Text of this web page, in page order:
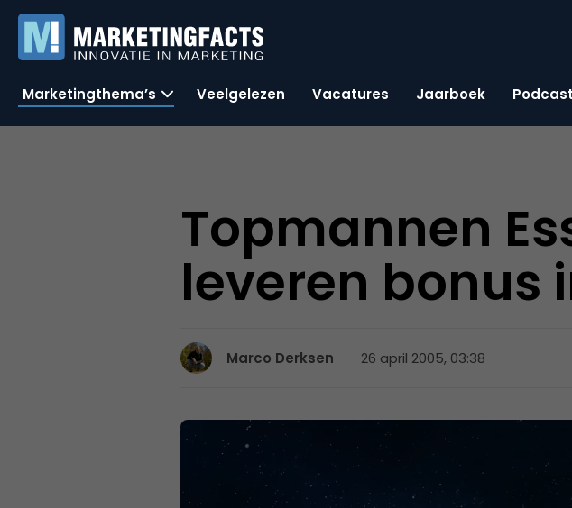
Marketingthema’s Veelgelezen Vacatures Jaarboek
Topmannen
leveren bonus
Marco Derksen 26 april 2005, 03:38